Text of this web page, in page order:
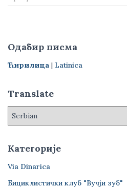
р
а
г
а
:
Одабир писма
Ћирилица | Latinica
Translate
Категорије
Via Dinarica
Бициклистички клуб "Вучји зуб"